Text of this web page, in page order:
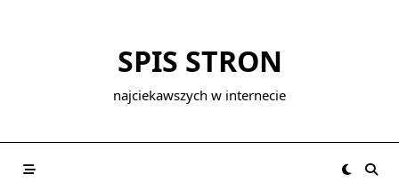
SPIS STRON
najciekawszych w internecie